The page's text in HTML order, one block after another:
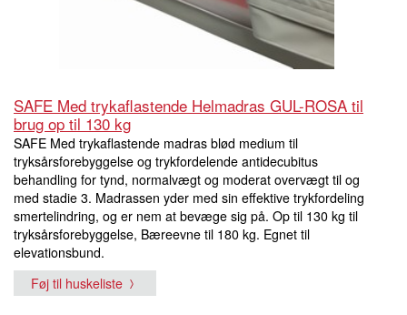
SAFE Med trykaflastende Helmadras GUL-ROSA til
brug op til 130 kg
SAFE Med trykaflastende madras blød medium til
tryksårsforebyggelse og trykfordelende antidecubitus
behandling for tynd, normalvægt og moderat overvægt til og
med stadie 3. Madrassen yder med sin effektive trykfordeling
smertelindring, og er nem at bevæge sig på. Op til 130 kg til
tryksårsforebyggelse, Bæreevne til 180 kg. Egnet til
elevationsbund.
Føj til huskeliste